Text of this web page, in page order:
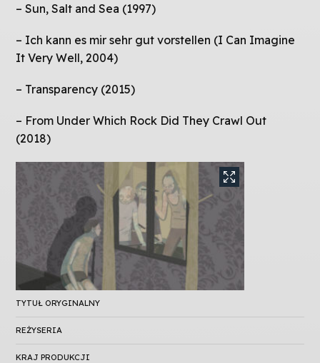
– Sun, Salt and Sea (1997)
– Ich kann es mir sehr gut vorstellen (I Can Imagine
It Very Well, 2004)
– Transparency (2015)
– From Under Which Rock Did They Crawl Out
(2018)
TYTUŁ ORYGINALNY
REŻYSERIA
KRAJ PRODUKCJI